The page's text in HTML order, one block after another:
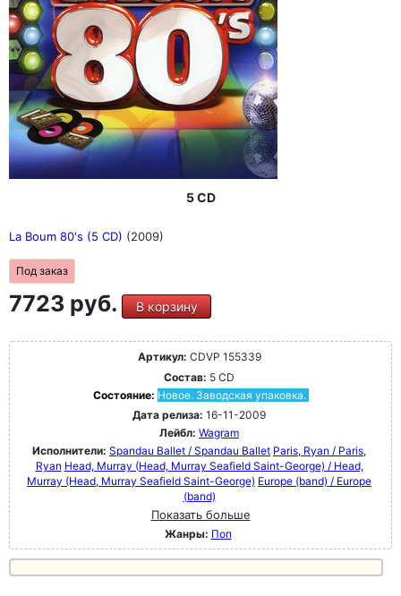
5 CD
La Boum 80's (5 CD) (2009)
Под заказ
7723 руб. В корзину
Артикул: CDVP 155339
Состав: 5 CD
Состояние: Новое. Заводская упаковка.
Дата релиза: 16-11-2009
Лейбл: Wagram
Исполнители: Spandau Ballet / Spandau Ballet Paris, Ryan / Paris,
Ryan Head, Murray (Head, Murray Seafield Saint-George) / Head,
Murray (Head, Murray Seafield Saint-George) Europe (band) / Europe
(band)
Показать больше
Жанры: Поп